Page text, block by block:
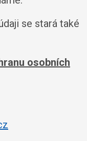
se stará také
osobních